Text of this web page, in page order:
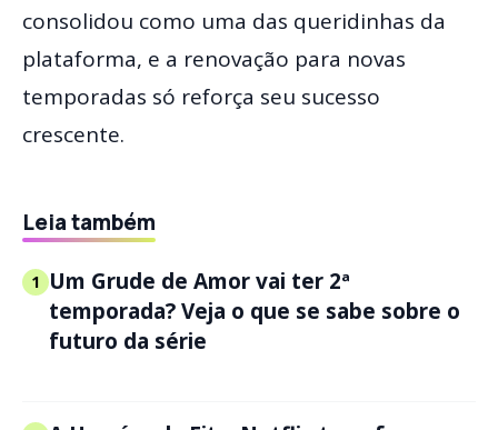
consolidou como uma das queridinhas da
plataforma, e a renovação para novas
temporadas só reforça seu sucesso
crescente.
Leia também
1 Um Grude de Amor vai ter 2ª
temporada? Veja o que se sabe sobre o
futuro da série